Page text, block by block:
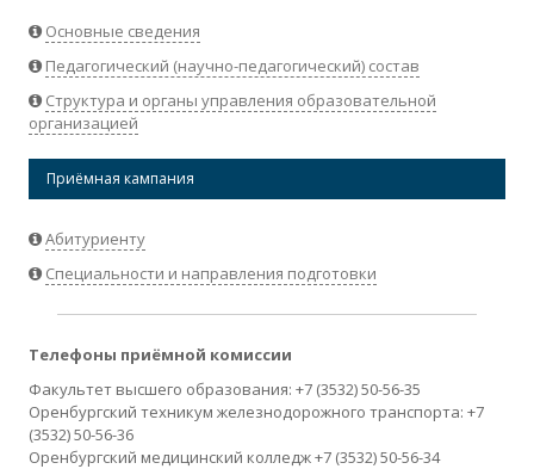
Основные сведения
Педагогический (научно-педагогический) состав
Структура и органы управления образовательной
организацией
Приёмная кампания
Абитуриенту
Специальности и направления подготовки
Телефоны приёмной комиссии
Факультет высшего образования: +7 (3532) 50-56-35
Оренбургский техникум железнодорожного транспорта: +7
(3532) 50-56-36
Оренбургский медицинский колледж +7 (3532) 50-56-34